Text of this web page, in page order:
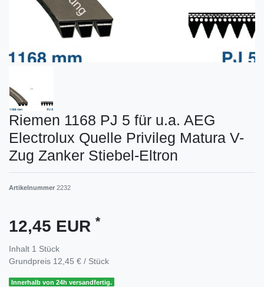
Riemen 1168 PJ 5 für u.a. AEG
Electrolux Quelle Privileg Matura V-
Zug Zanker Stiebel-Eltron
Artikelnummer 2232
12,45 EUR *
Inhalt 1 Stück
Grundpreis 12,45 € / Stück
Innerhalb von 24h versandfertig.